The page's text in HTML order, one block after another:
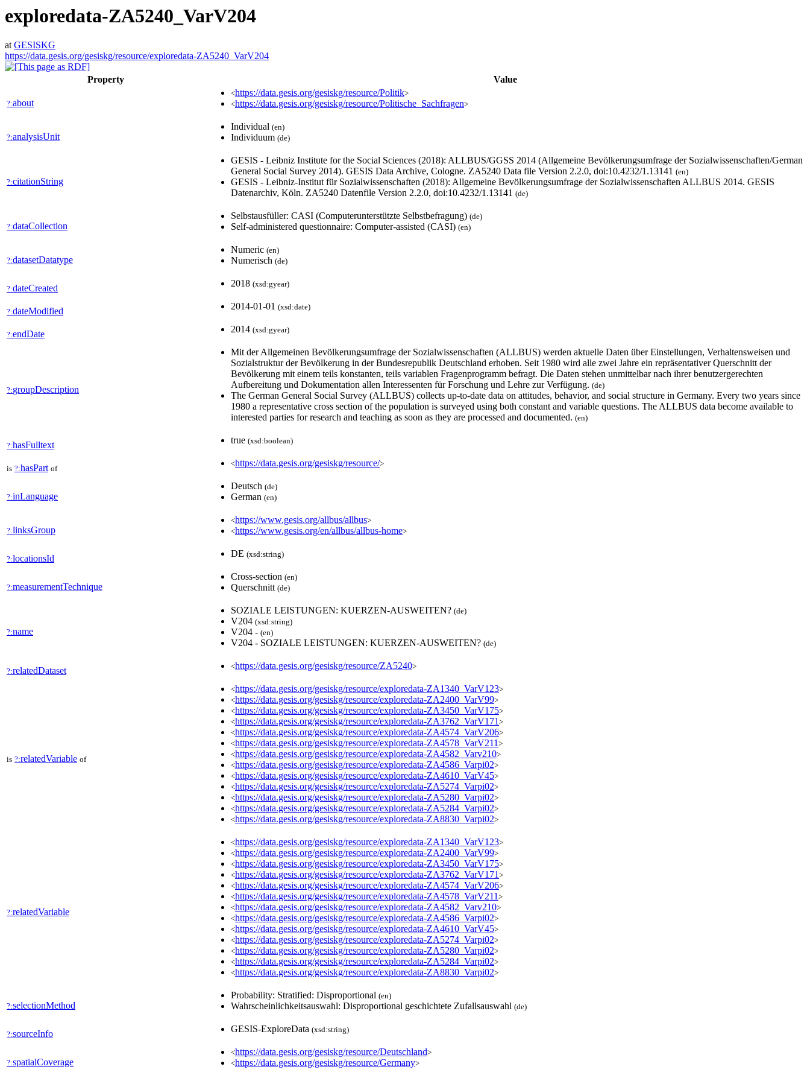
exploredata-ZA5240_VarV204
atGESISKG
https://data.gesis.org/gesiskg/resource/exploredata-ZA5240_VarV204
Property Value
?:about
<https://data.gesis.org/gesiskg/resource/Politik>
<https://data.gesis.org/gesiskg/resource/Politische_Sachfragen>
?:analysisUnit
Individual (en)
Individuum (de)
?:citationString
GESIS - Leibniz Institute for the Social Sciences (2018): ALLBUS/GGSS 2014 (Allgemeine Bevölkerungsumfrage der Sozialwissenschaften/German
General Social Survey 2014). GESIS Data Archive, Cologne. ZA5240 Data file Version 2.2.0, doi:10.4232/1.13141 (en)
GESIS - Leibniz-Institut für Sozialwissenschaften (2018): Allgemeine Bevölkerungsumfrage der Sozialwissenschaften ALLBUS 2014. GESIS
Datenarchiv, Köln. ZA5240 Datenfile Version 2.2.0, doi:10.4232/1.13141 (de)
?:dataCollection
Selbstausfüller: CASI (Computerunterstützte Selbstbefragung) (de)
Self-administered questionnaire: Computer-assisted (CASI) (en)
?:datasetDatatype
Numeric (en)
Numerisch (de)
?:dateCreated 2018 (xsd:gyear)
?:dateModified 2014-01-01 (xsd:date)
?:endDate 2014 (xsd:gyear)
?:groupDescription
Mit der Allgemeinen Bevölkerungsumfrage der Sozialwissenschaften (ALLBUS) werden aktuelle Daten über Einstellungen, Verhaltensweisen und
Sozialstruktur der Bevölkerung in der Bundesrepublik Deutschland erhoben. Seit 1980 wird alle zwei Jahre ein repräsentativer Querschnitt der
Bevölkerung mit einem teils konstanten, teils variablen Fragenprogramm befragt. Die Daten stehen unmittelbar nach ihrer benutzergerechten
Aufbereitung und Dokumentation allen Interessenten für Forschung und Lehre zur Verfügung. (de)
The German General Social Survey (ALLBUS) collects up-to-date data on attitudes, behavior, and social structure in Germany. Every two years since
1980 a representative cross section of the population is surveyed using both constant and variable questions. The ALLBUS data become available to
interested parties for research and teaching as soon as they are processed and documented. (en)
?:hasFulltext true (xsd:boolean)
is ?:hasPart of
<https://data.gesis.org/gesiskg/resource/>
?:inLanguage
Deutsch (de)
German (en)
?:linksGroup
<https://www.gesis.org/allbus/allbus>
<https://www.gesis.org/en/allbus/allbus-home>
?:locationsId DE (xsd:string)
?:measurementTechnique
Cross-section (en)
Querschnitt (de)
?:name
SOZIALE LEISTUNGEN: KUERZEN-AUSWEITEN? (de)
V204 (xsd:string)
V204 - (en)
V204 - SOZIALE LEISTUNGEN: KUERZEN-AUSWEITEN? (de)
?:relatedDataset <https://data.gesis.org/gesiskg/resource/ZA5240>
is ?:relatedVariable of
<https://data.gesis.org/gesiskg/resource/exploredata-ZA1340_VarV123>
<https://data.gesis.org/gesiskg/resource/exploredata-ZA2400_VarV99>
<https://data.gesis.org/gesiskg/resource/exploredata-ZA3450_VarV175>
<https://data.gesis.org/gesiskg/resource/exploredata-ZA3762_VarV171>
<https://data.gesis.org/gesiskg/resource/exploredata-ZA4574_VarV206>
<https://data.gesis.org/gesiskg/resource/exploredata-ZA4578_VarV211>
<https://data.gesis.org/gesiskg/resource/exploredata-ZA4582_Varv210>
<https://data.gesis.org/gesiskg/resource/exploredata-ZA4586_Varpi02>
<https://data.gesis.org/gesiskg/resource/exploredata-ZA4610_VarV45>
<https://data.gesis.org/gesiskg/resource/exploredata-ZA5274_Varpi02>
<https://data.gesis.org/gesiskg/resource/exploredata-ZA5280_Varpi02>
<https://data.gesis.org/gesiskg/resource/exploredata-ZA5284_Varpi02>
<https://data.gesis.org/gesiskg/resource/exploredata-ZA8830_Varpi02>
?:relatedVariable
<https://data.gesis.org/gesiskg/resource/exploredata-ZA1340_VarV123>
<https://data.gesis.org/gesiskg/resource/exploredata-ZA2400_VarV99>
<https://data.gesis.org/gesiskg/resource/exploredata-ZA3450_VarV175>
<https://data.gesis.org/gesiskg/resource/exploredata-ZA3762_VarV171>
<https://data.gesis.org/gesiskg/resource/exploredata-ZA4574_VarV206>
<https://data.gesis.org/gesiskg/resource/exploredata-ZA4578_VarV211>
<https://data.gesis.org/gesiskg/resource/exploredata-ZA4582_Varv210>
<https://data.gesis.org/gesiskg/resource/exploredata-ZA4586_Varpi02>
<https://data.gesis.org/gesiskg/resource/exploredata-ZA4610_VarV45>
<https://data.gesis.org/gesiskg/resource/exploredata-ZA5274_Varpi02>
<https://data.gesis.org/gesiskg/resource/exploredata-ZA5280_Varpi02>
<https://data.gesis.org/gesiskg/resource/exploredata-ZA5284_Varpi02>
<https://data.gesis.org/gesiskg/resource/exploredata-ZA8830_Varpi02>
?:selectionMethod
Probability: Stratified: Disproportional (en)
Wahrscheinlichkeitsauswahl: Disproportional geschichtete Zufallsauswahl (de)
?:sourceInfo GESIS-ExploreData (xsd:string)
?:spatialCoverage
<https://data.gesis.org/gesiskg/resource/Deutschland>
<https://data.gesis.org/gesiskg/resource/Germany>